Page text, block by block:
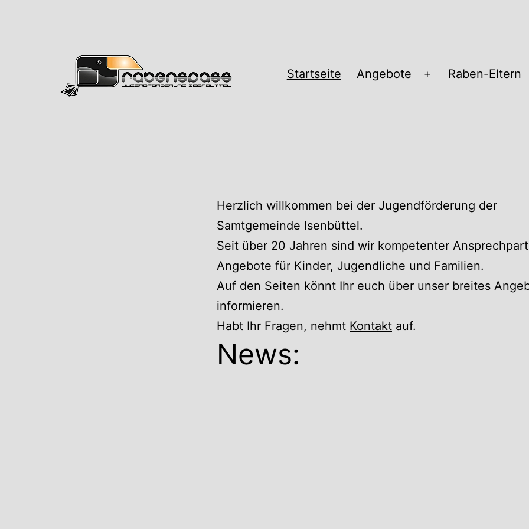
Startseite Angebote
Menü
Raben-Eltern
Herzlich willkommen bei der Jugendförderung der
Samtgemeinde Isenbüttel.
Seit über 20 Jahren sind wir kompetenter
Angebote für Kinder, Jugendliche und Familien.
Auf den Seiten könnt Ihr euch über unser breites
informieren.
Habt Ihr Fragen, nehmt Kontakt auf.
News: